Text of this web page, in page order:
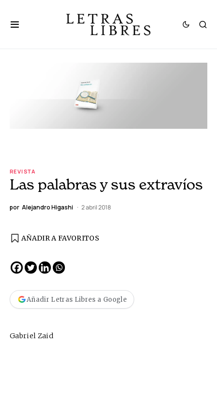
REVISTA
Las palabras y sus extravíos
por Alejandro Higashi 2 abril 2018
AÑADIR A FAVORITOS
Añadir Letras Libres a Google
Gabriel Zaid